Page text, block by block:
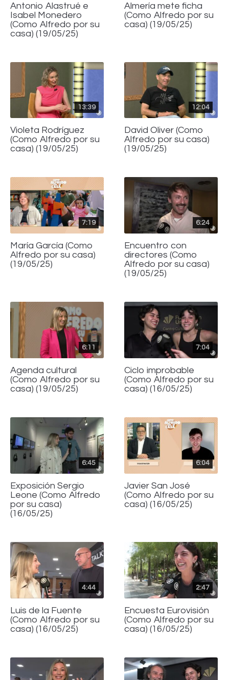
Antonio Alastrué e
Isabel Monedero
(Como Alfredo por su
casa) (19/05/25)
Almería mete ficha
(Como Alfredo por su
casa) (19/05/25)
13:39
Violeta Rodríguez
(Como Alfredo por su
casa) (19/05/25)
12:04
David Oliver (Como
Alfredo por su casa)
(19/05/25)
7:19
María García (Como
Alfredo por su casa)
(19/05/25)
6:24
Encuentro con
directores (Como
Alfredo por su casa)
(19/05/25)
6:11
Agenda cultural
(Como Alfredo por su
casa) (19/05/25)
7:04
Ciclo improbable
(Como Alfredo por su
casa) (16/05/25)
6:45
Exposición Sergio
Leone (Como Alfredo
por su casa)
(16/05/25)
6:04
Javier San José
(Como Alfredo por su
casa) (16/05/25)
4:44
Luis de la Fuente
(Como Alfredo por su
casa) (16/05/25)
2:47
Encuesta Eurovisión
(Como Alfredo por su
casa) (16/05/25)